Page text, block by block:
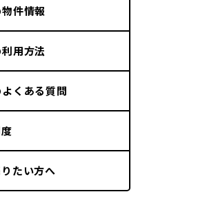
移住者インタビュー
動画
地域おこし協力隊
件情報
用方法
くある質問
たい方へ